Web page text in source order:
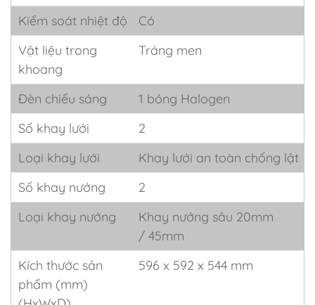
Kiểm soát nhiệt độ
Có
Vật liệu trong
khoang
Tráng men
Đèn chiếu sáng
1 bóng Halogen
Số khay lưới
2
Loại khay lưới
Khay lưới an toàn chống lật
Số khay nướng
2
Loại khay nướng
Khay nướng sâu 20mm
/ 45mm
Kích thước sản
phẩm (mm)
596 x 592 x 544 mm